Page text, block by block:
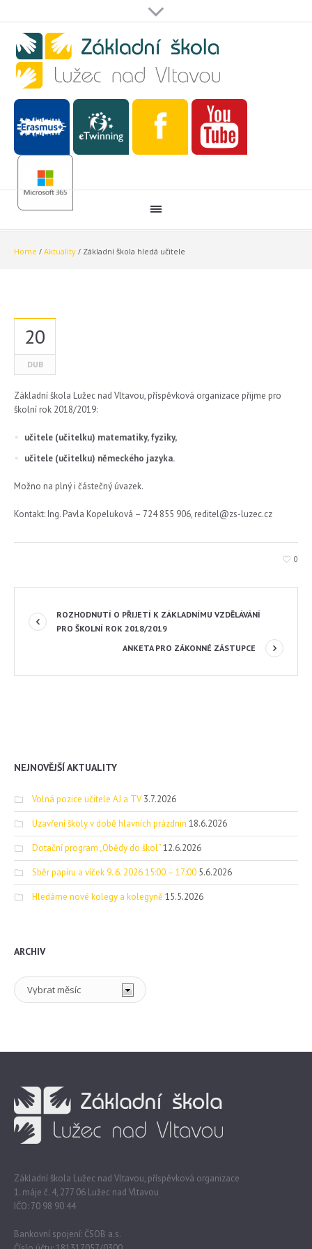
Home / Aktuality / Základní škola hledá učitele
20
DUB
Základní škola Lužec nad Vltavou, příspěvková organizace přijme pro
školní rok 2018/2019:
učitele (učitelku) matematiky, fyziky,
učitele (učitelku) německého jazyka.
Možno na plný i částečný úvazek.
Kontakt: Ing. Pavla Kopeluková – 724 855 906, reditel@zs-luzec.cz
0
ROZHODNUTÍ O PŘIJETÍ K ZÁKLADNÍMU VZDĚLÁVÁNÍ
PRO ŠKOLNÍ ROK 2018/2019
ANKETA PRO ZÁKONNÉ ZÁSTUPCE
NEJNOVĚJŠÍ AKTUALITY
Volná pozice učitele AJ a TV 3.7.2026
Uzavření školy v době hlavních prázdnin 18.6.2026
Dotační program „Obědy do škol“12.6.2026
Sběr papíru a víček 9. 6. 2026 15:00 – 17:00 5.6.2026
Hledáme nové kolegy a kolegyně 15.5.2026
ARCHIV
Archiv
Základní škola Lužec nad Vltavou, příspěvková organizace
1. máje č. 4, 277 06 Lužec nad Vltavou
IČO: 70 98 90 44
Bankovní spojení: ČSOB a.s.